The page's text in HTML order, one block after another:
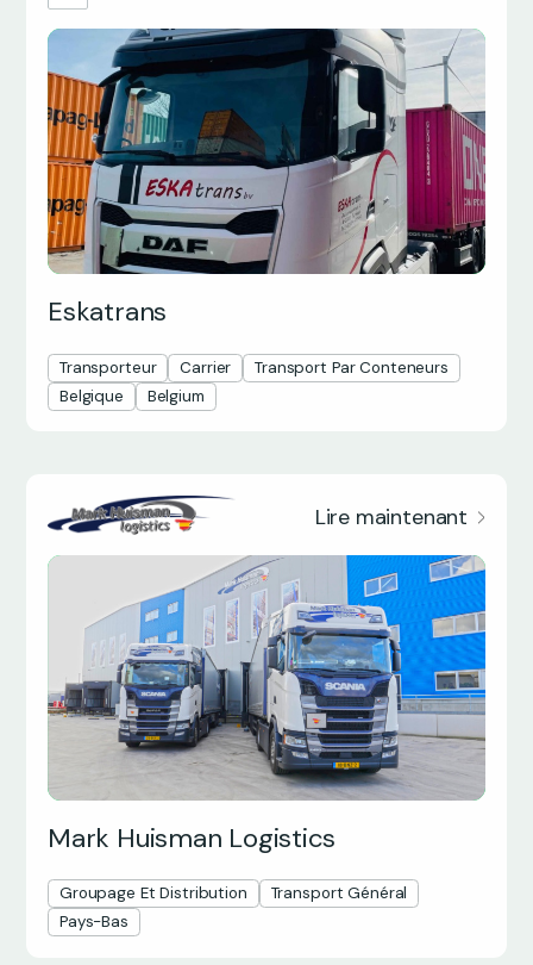
Eskatrans
Transporteur Carrier
Transport Par Conteneurs
Belgique
Belgium
Lire maintenant
Mark Huisman Logistics
Groupage Et Distribution
Transport Général
Pays-Bas